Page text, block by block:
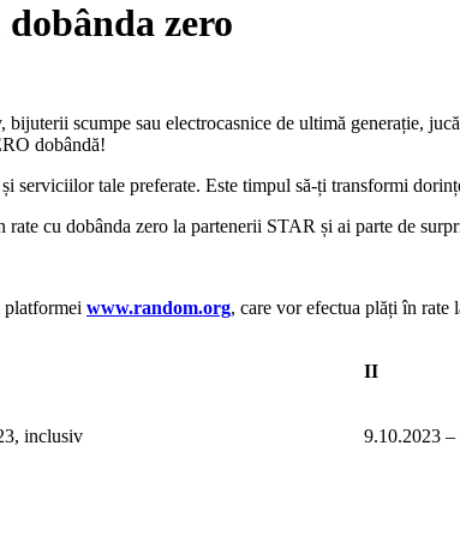
zero
scumpe sau electrocasnice de ultimă generație,
dobândă!
serviciilor tale preferate. Este timpul să-ți transformi
rate cu dobânda zero la partenerii STAR și ai parte de
platformei www.random.org, care vor efectua plăți în
II
inclusiv 9.10.2023